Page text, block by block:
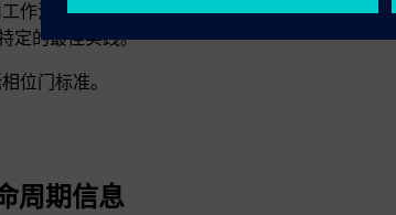
作流驱动的自动化流程，这些流程反映了公司
定的最佳实践。
位门标准。
周期信息